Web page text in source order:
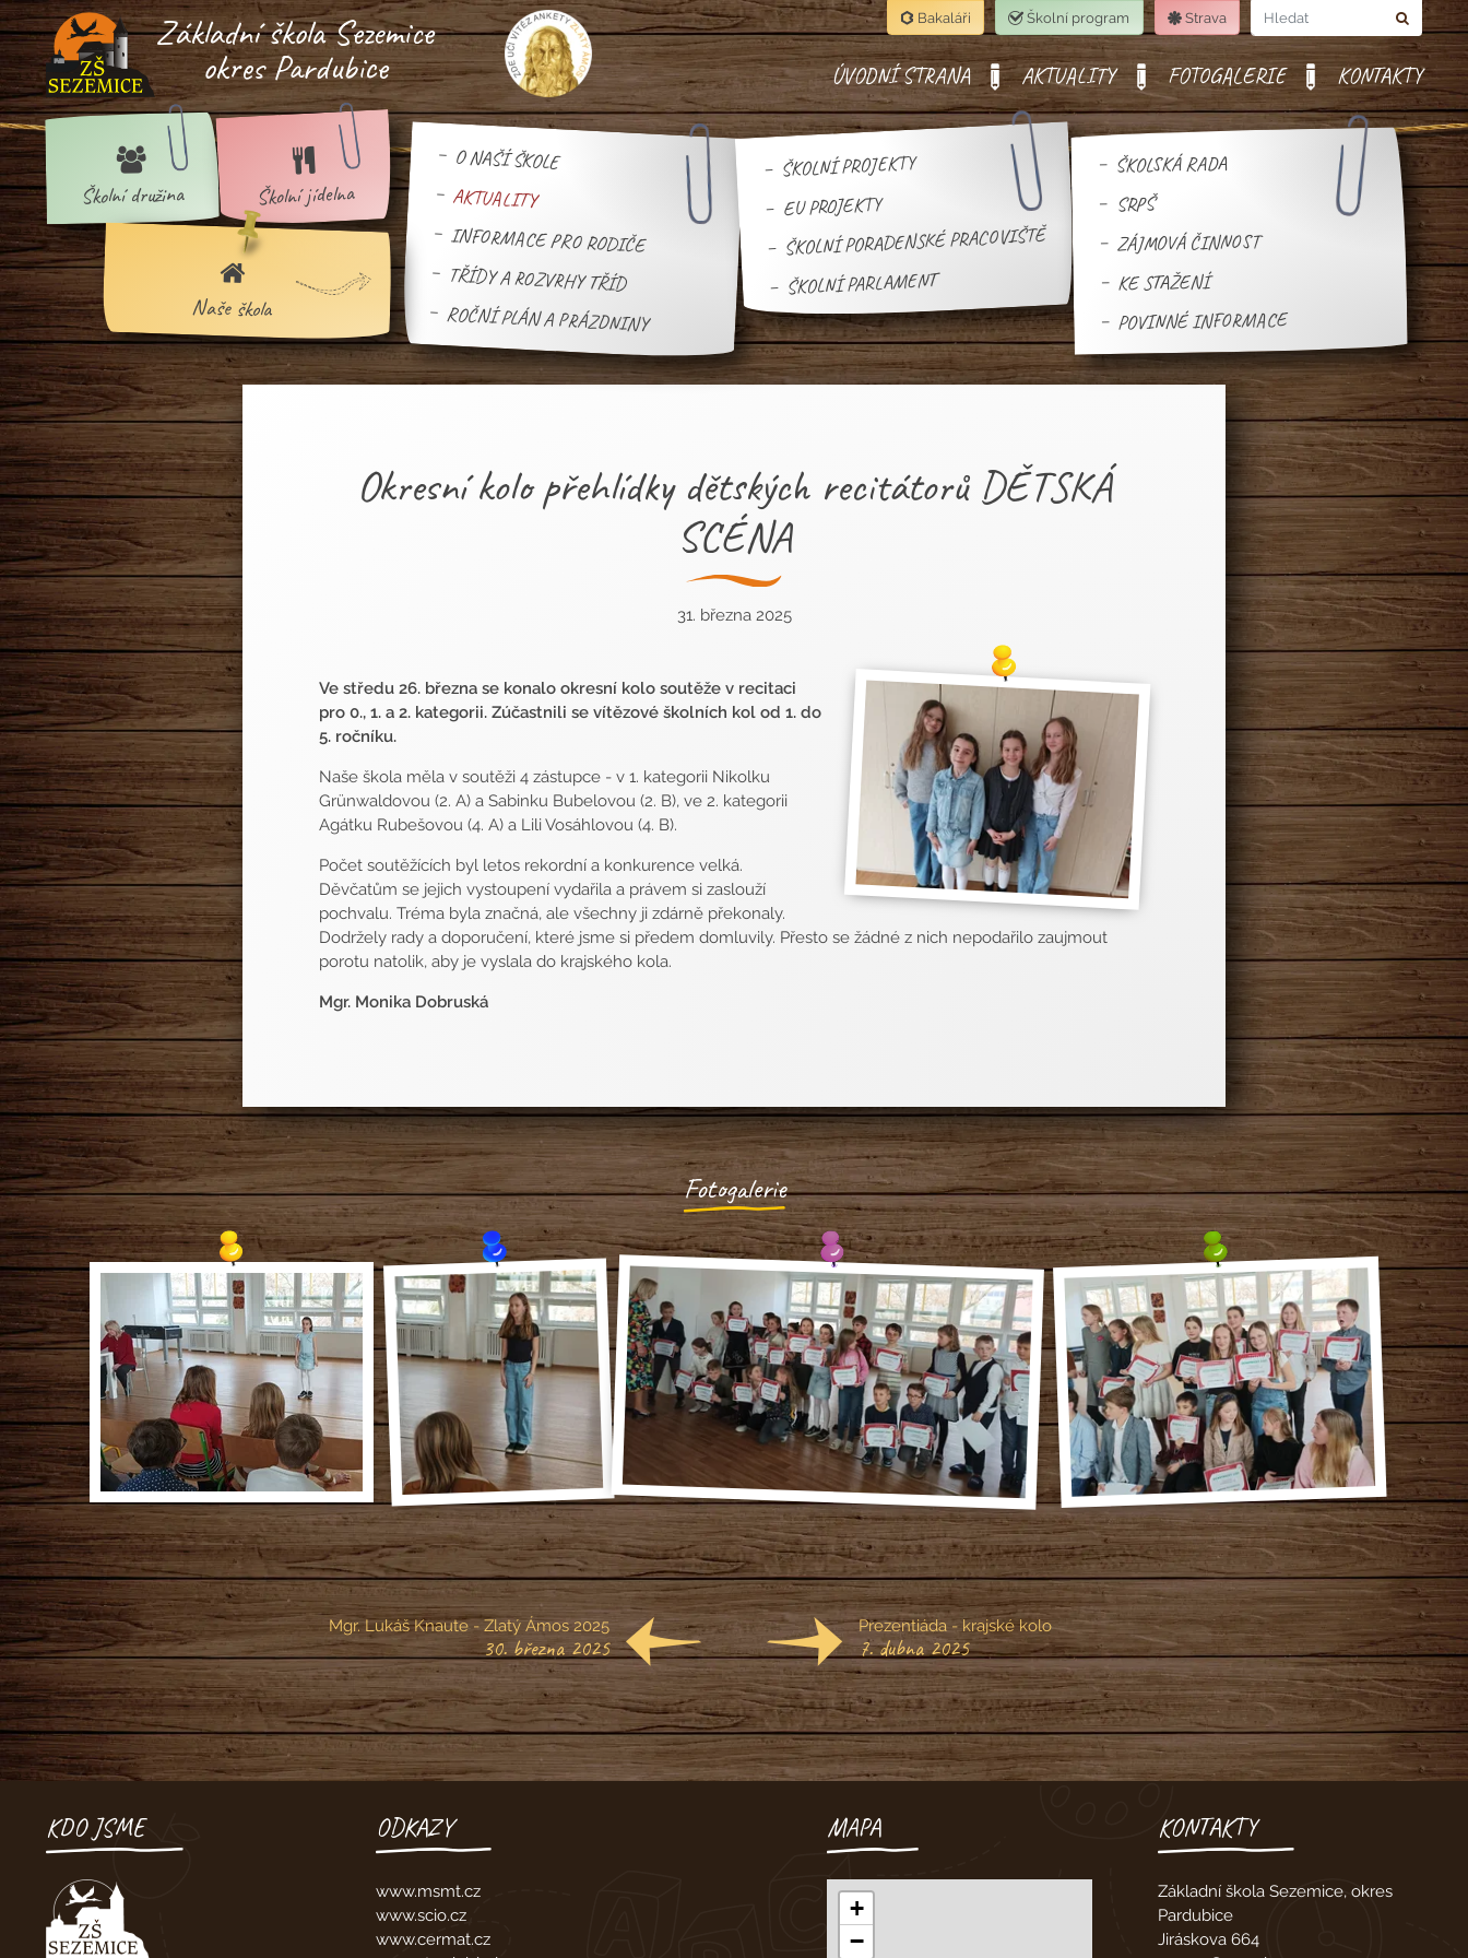
Základní škola Sezemice
okres Pardubice
Bakaláři Školní program
Strava
Hledat
Naše škola
Školní družina Školní jídelna
O NAŠÍ ŠKOLE
AKTUALITY
INFORMACE PRO RODIČE
TŘÍDY A ROZVRHY TŘÍD
ROČNÍ PLÁN A PRÁZDNINY
ŠKOLNÍ PROJEKTY
EU PROJEKTY
ŠKOLNÍ PORADENSKÉ PRACOVIŠTĚ
ŠKOLNÍ PARLAMENT
ŠKOLSKÁ RADA
SRPŠ
ZÁJMOVÁ ČINNOST
KE STAŽENÍ
POVINNÉ INFORMACE
ÚVODNÍ STRANA AKTUALITY FOTOGALERIE KONTAKTY
Okresní kolo přehlídky dětských recitátorů DĚTSKÁ
SCÉNA
31. března 2025
Ve středu 26. března se konalo okresní kolo soutěže v recitaci
pro 0., 1. a 2. kategorii. Zúčastnili se vítězové školních kol od 1. do
5. ročníku.
Naše škola měla v soutěži 4 zástupce - v 1. kategorii Nikolku
Grünwaldovou (2. A) a Sabinku Bubelovou (2. B), ve 2. kategorii
Agátku Rubešovou (4. A) a Lili Vosáhlovou (4. B).
Počet soutěžících byl letos rekordní a konkurence velká.
Děvčatům se jejich vystoupení vydařila a právem si zaslouží
pochvalu. Tréma byla značná, ale všechny ji zdárně překonaly.
Dodržely rady a doporučení, které jsme si předem domluvily. Přesto se žádné z nich nepodařilo zaujmout
porotu natolik, aby je vyslala do krajského kola.
Mgr. Monika Dobruská
Fotogalerie
Prezentiáda - krajské kolo
7. dubna 2025
Mgr. Lukáš Knaute - Zlatý Ámos 2025
30. března 2025
KDO JSME ODKAZY
www.msmt.cz
www.scio.cz
www.cermat.cz
MAPA
+
−
KONTAKTY
Základní škola Sezemice, okres
Pardubice
Jiráskova 664